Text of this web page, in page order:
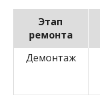
Этап
ремонта
Демонтаж